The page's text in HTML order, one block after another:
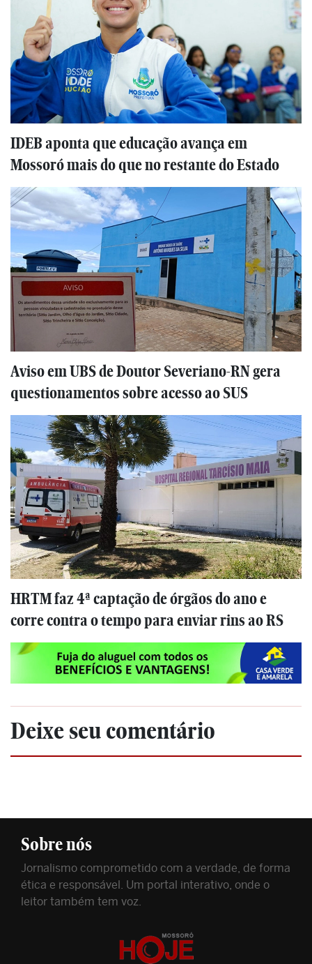
IDEB aponta que educação avança em
Mossoró mais do que no restante do Estado
Aviso em UBS de Doutor Severiano-RN gera
questionamentos sobre acesso ao SUS
HRTM faz 4ª captação de órgãos do ano e
corre contra o tempo para enviar rins ao RS
Deixe seu comentário
Sobre nós
Jornalismo comprometido com a verdade, de forma
ética e responsável. Um portal interativo, onde o
leitor também tem voz.